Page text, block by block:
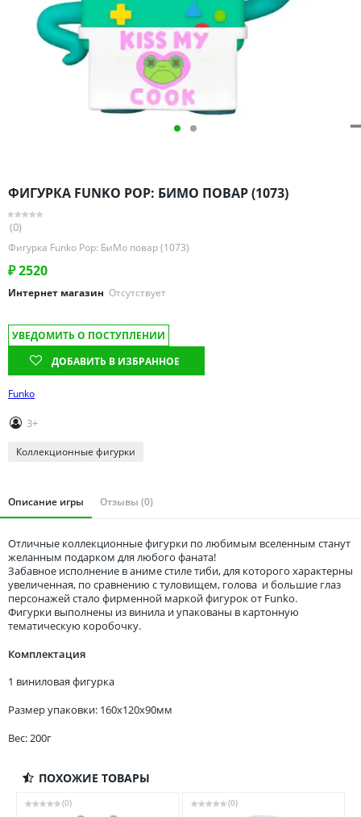
Оренбургская область
Пензенская область
Ростовская область
Саратовская область
Свердловская область
Смоленская область
Ставропольский край
Тамбовская область
Тверская область
Томская область
Тюменская область
ФИГУРКА FUNKO POP: БИМО ПОВАР (1073)
(0)
Фигурка Funko Pop: БиМо повар (1073)
₽2520
Интернет магазин Отсутствует
УВЕДОМИТЬ О ПОСТУПЛЕНИИ
ДОБАВИТЬ В ИЗБРАННОЕ
Funko
3+
Коллекционные фигурки
Описание игры Отзывы (0)
Отличные коллекционные фигурки по любимым вселенным станут
желанным подарком для любого фаната!
Забавное исполнение в аниме стиле тиби, для которого характерны
увеличенная, по сравнению с туловищем, голова и большие глаз
персонажей стало фирменной маркой фигурок от Funko.
Фигурки выполнены из винила и упакованы в картонную
тематическую коробочку.
Комплектация
1 виниловая фигурка
Размер упаковки: 160x120x90мм
Вес: 200г
ПОХОЖИЕ ТОВАРЫ
(0) (0)